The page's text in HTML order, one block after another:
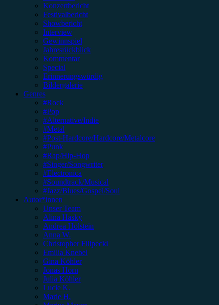
Konzertbericht
Festivalbericht
Showbericht
Interview
Gewinnspiel
Jahresrückblick
Kommentar
Special
Erinnerungswürdig
Bildergalerie
Genres
#Rock
#Pop
#Alternative/Indie
#Metal
#Post-Hardcore/Hardcore/Metalcore
#Punk
#Rap/Hip-Hop
#Singer/Songwriter
#Electronica
#Soundtrack/Musical
#Jazz/Blues/Gospel/Soul
Autor*innen
Unser Team
Alina Hasky
Andrea Holstein
Anna W.
Christopher Filipecki
Emilia Knebel
Gina Köhler
Jonas Horn
Julia Köhler
Lucie K.
Marie H.